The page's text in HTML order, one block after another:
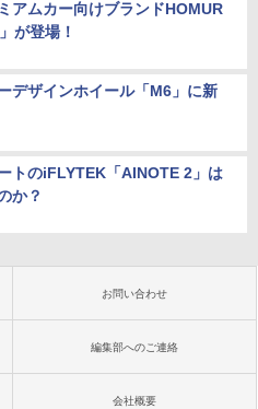
アムカー向けブランドHOMUR
が登場！
デザインホイール「M6」に新
トのiFLYTEK「AINOTE 2」は
か？
お問い合わせ
編集部へのご連絡
会社概要